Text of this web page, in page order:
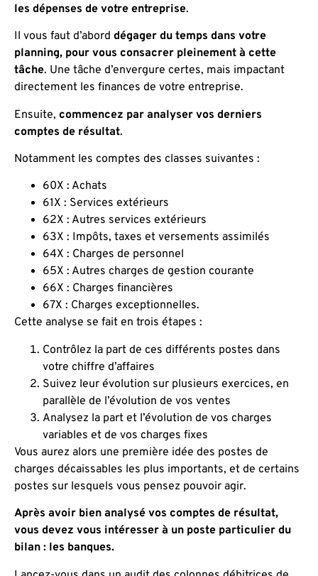
les dépenses de votre entreprise.
Il vous faut d’abord dégager du temps dans votre
planning, pour vous consacrer pleinement à cette
tâche. Une tâche d’envergure certes, mais impactant
directement les finances de votre entreprise.
Ensuite, commencez par analyser vos derniers
comptes de résultat.
Notamment les comptes des classes suivantes :
60X : Achats
61X : Services extérieurs
62X : Autres services extérieurs
63X : Impôts, taxes et versements assimilés
64X : Charges de personnel
65X : Autres charges de gestion courante
66X : Charges financières
67X : Charges exceptionnelles.
Cette analyse se fait en trois étapes :
Contrôlez la part de ces différents postes dans
votre chiffre d’affaires
Suivez leur évolution sur plusieurs exercices, en
parallèle de l’évolution de vos ventes
Analysez la part et l’évolution de vos charges
variables et de vos charges fixes
Vous aurez alors une première idée des postes de
charges décaissables les plus importants, et de certains
postes sur lesquels vous pensez pouvoir agir.
Après avoir bien analysé vos comptes de résultat,
vous devez vous intéresser à un poste particulier du
bilan : les banques.